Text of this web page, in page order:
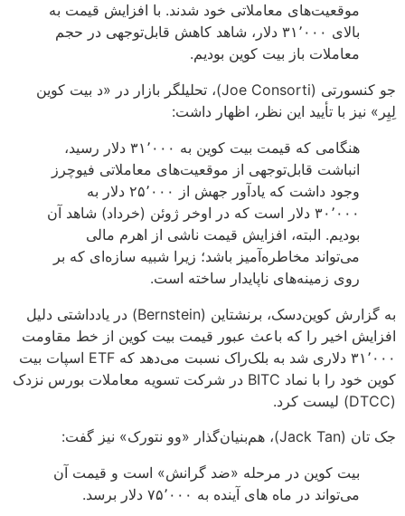
موقعیت‌های معاملاتی خود شدند. با افزایش قیمت به
بالای ۳۱٬۰۰۰ دلار، شاهد کاهش قابل‌توجهی در حجم
معاملات باز بیت کوین بودیم.
جو کنسورتی (Joe Consorti)، تحلیلگر بازار در «د بیت کوین
لِیِر» نیز با تأیید این نظر، اظهار داشت:
هنگامی که قیمت بیت کوین به ۳۱٬۰۰۰ دلار رسید،
انباشت قابل‌توجهی از موقعیت‌های معاملاتی فیوچرز
وجود داشت که یادآور جهش از ۲۵٬۰۰۰ دلار به
۳۰٬۰۰۰ دلار است که در اوخر ژوئن (خرداد) شاهد آن
بودیم. البته، افزایش قیمت‌ ناشی از اهرم‌ مالی
می‌تواند مخاطره‌آمیز باشد؛ زیرا شبیه سازه‌‌ای که بر
روی زمینه‌های ناپایدار ساخته است.
به گزارش کوین‌دسک، برنشتاین (Bernstein) در یادداشتی دلیل
افزایش اخیر را که باعث عبور قیمت بیت کوین از خط مقاومت
۳۱٬۰۰۰ دلاری شد به بلک‌راک نسبت می‌دهد که ETF اسپات بیت
کوین خود را با نماد BITC در شرکت تسویه معاملات بورس نزدک
(DTCC) لیست کرد.
جک تان (Jack Tan)، هم‌بنیان‌گذار «وو نتورک» نیز گفت:
بیت کوین در مرحله «ضد گرانش» است و قیمت آن
می‌تواند در ماه های آینده به ۷۵٬۰۰۰ دلار برسد.